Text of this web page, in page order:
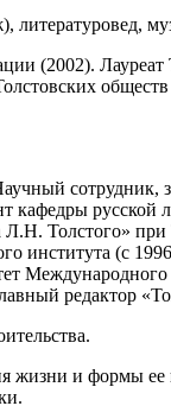
литературовед,
(2002).
сотрудник,
русской
Толстого»
института (с
редактор
жизни и формы